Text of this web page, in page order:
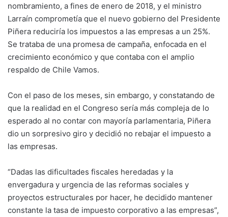
nombramiento, a fines de enero de 2018, y el ministro
Larraín comprometía que el nuevo gobierno del Presidente
Piñera reduciría los impuestos a las empresas a un 25%.
Se trataba de una promesa de campaña, enfocada en el
crecimiento económico y que contaba con el amplio
respaldo de Chile Vamos.
Con el paso de los meses, sin embargo, y constatando de
que la realidad en el Congreso sería más compleja de lo
esperado al no contar con mayoría parlamentaria, Piñera
dio un sorpresivo giro y decidió no rebajar el impuesto a
las empresas.
“Dadas las dificultades fiscales heredadas y la
envergadura y urgencia de las reformas sociales y
proyectos estructurales por hacer, he decidido mantener
constante la tasa de impuesto corporativo a las empresas”,